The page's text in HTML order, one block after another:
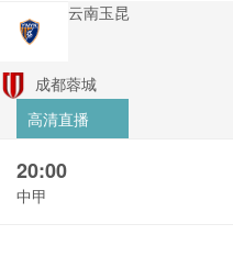
云南玉昆
成都蓉城
高清直播
20:00
中甲